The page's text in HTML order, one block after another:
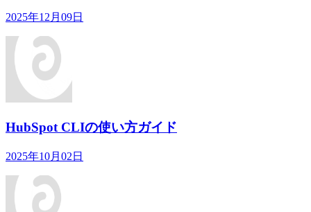
2025年12月09日
HubSpot CLIの使い方ガイド
2025年10月02日